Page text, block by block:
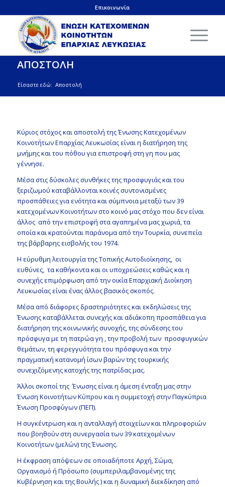
Επικοινωνία
ΑΠΟΣΤΟΛΗ
Είσαστε εδώ: Αποστολή
Κύριος στόχος και αποστολή της Ένωσης Κατεχομένων
Κοινοτήτων Επαρχίας Λευκωσίας είναι η διατήρηση της
μνήμης και του πόθου για επιστροφή στη γη που μας
γέννησε.
Μέσα στις δύσκολες συνθήκες της προσφυγιάς και του
ξεριζωμού καταβάλλονται κοινές συντονισμένες
προσπάθειες για ενότητα και σύμπνοια μεταξύ των 39
κατεχομένων Κοινοτήτων στο κοινό μας στόχο που δεν είναι
άλλος από την επιστροφή στα αγαπημένα μας χωριά, τα
οποία και κρατούνται παράνομα από την Τουρκία, συνεπεία
της βάρβαρης εισβολής του 1974.
Η εύρυθμη λειτουργία της Τοπικής Αυτοδιοίκησης, οι
ευθύνες, τα καθήκοντα και οι υποχρεώσεις καθώς και η
συνεχής επιμόρφωση από την οικία Επαρχιακή Διοίκηση
Λευκωσίας είναι ένας άλλος βασικός σκοπός.
Μέσα από διάφορες δραστηριότητες και εκδηλώσεις της
Ένωσης καταβάλλεται συνεχής και αδιάκοπη προσπάθεια για
διατήρηση της κοινωνικής συνοχής, της σύνδεσης του
πρόσφυγα με τη πατρώα γη , την προβολή των προσφυγικών
θεμάτων, τη φερεγγυότητα του πρόσφυγα και την
πραγματική κατανομή ίσων βαρών της τουρκικής
συνεχιζόμενης κατοχής της πατρίδας μας.
Άλλοι σκοποί της Ένωσης είναι η άμεση ένταξη μας στην
Ένωση Κοινοτήτων Κύπρου και η συμμετοχή στην Παγκύπρια
Ένωση Προσφύγων (ΠΕΠ).
Η συγκέντρωση και η ανταλλαγή στοιχείων και πληροφοριών
που βοηθούν στη συνεργασία των 39 κατεχομένων
Κοινοτήτων (μελών) της Ένωσης.
Η έκφραση απόψεων σε οποιαδήποτε Αρχή, Σώμα,
Οργανισμό ή Πρόσωπο (συμπεριλαμβανομένης της
Κυβέρνηση και της Βουλής ) και η δυναμική διεκδίκηση από